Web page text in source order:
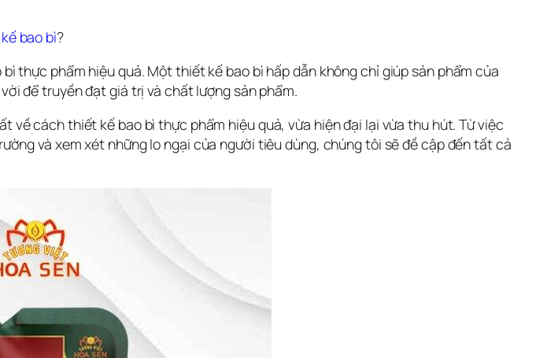
bao bì?
thực phẩm hiệu quả. Một thiết kế bao bì hấp dẫn không chỉ giúp sản phẩm của
để truyền đạt giá trị và chất lượng sản phẩm.
về cách thiết kế bao bì thực phẩm hiệu quả, vừa hiện đại lại vừa thu hút. Từ việc
và xem xét những lo ngại của người tiêu dùng, chúng tôi sẽ đề cập đến tất cả